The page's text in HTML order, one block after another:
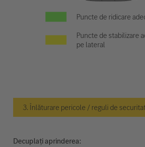
Puncte de ridicare
Puncte de stabilizare
pe lateral
3. Înlăturare pericole / reguli de
Decuplați aprinderea: